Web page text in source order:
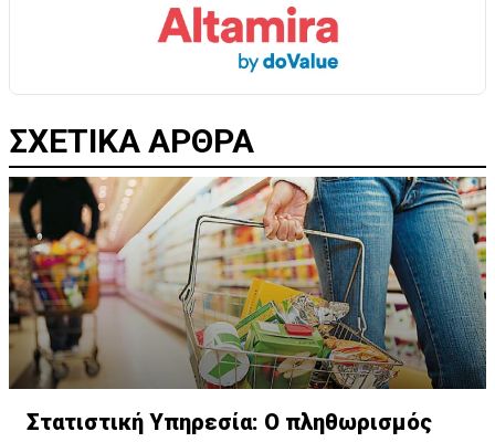
ΣΧΕΤΙΚΑ ΑΡΘΡΑ
Στατιστική Υπηρεσία: Ο πληθωρισμός